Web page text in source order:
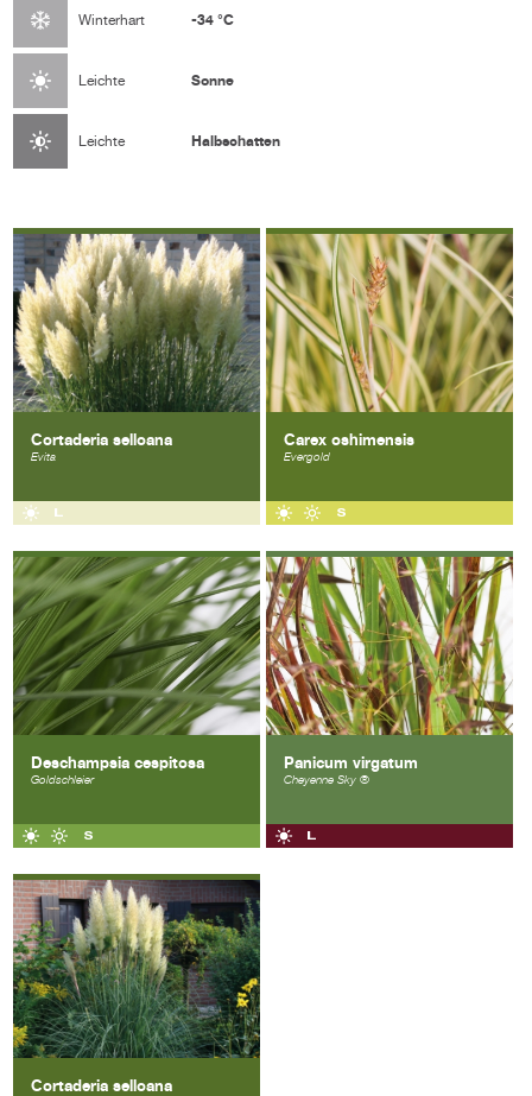
Winterhart -34 °C
Leichte Sonne
Leichte Halbschatten
Cortaderia selloana
Evita
Carex oshimensis
Evergold
Deschampsia cespitosa
Goldschleier
Panicum virgatum
Cheyenne Sky ®
Cortaderia selloana